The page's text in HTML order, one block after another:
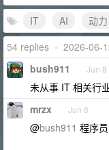
IT AI
动力
54 replies • 2026-06-
bush911 Jun 8
未从事 IT 相关行
mrzx Jun 8
@bush911 程序